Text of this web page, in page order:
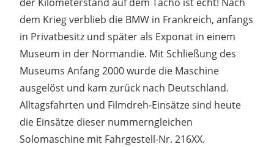
dem Krieg verblieb die BMW in Frankreich, anfangs
in Privatbesitz und später als Exponat in einem
Museum in der Normandie. Mit Schließung des
Museums Anfang 2000 wurde die Maschine
ausgelöst und kam zurück nach Deutschland.
Alltagsfahrten und Filmdreh-Einsätze sind heute
die Einsätze dieser nummerngleichen
Solomaschine mit Fahrgestell-Nr. 216XX.